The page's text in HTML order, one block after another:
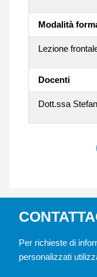
Modalità
Lezione
Docenti
Dott.ssa
Per richieste di
personalizzati